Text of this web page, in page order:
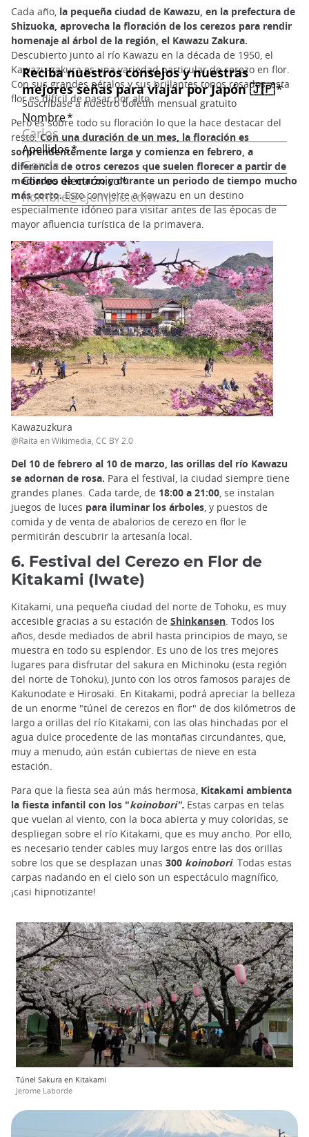
Cada año, la pequeña ciudad de Kawazu, en la prefectura de
Shizuoka, aprovecha la floración de los cerezos para rendir
homenaje al árbol de la región, el Kawazu Zakura.
Descubierto junto al río Kawazu en la década de 1950, el
Kawazu-zakura es una variedad particular de cerezo en flor.
Con sus grandes pétalos y sus brillantes tonos rosados, esta
flor es difícil de pasar por alto.
Pero es sobre todo su floración lo que la hace destacar del
resto.Con una duración de un mes, la floración es
sorprendentemente larga y comienza en febrero, a
diferencia de otros cerezos que suelen florecer a partir de
mediados de marzo y durante un periodo de tiempo mucho
más corto.Esto convierte a Kawazu en un destino
especialmente idóneo para visitar antes de las épocas de
mayor afluencia turística de la primavera.
Kawazuzkura
@Raita en Wikimedia, CC BY 2.0
Del 10 de febrero al 10 de marzo, las orillas del río Kawazu
se adornan de rosa. Para el festival, la ciudad siempre tiene
grandes planes. Cada tarde, de 18:00 a 21:00 , se instalan
juegos de luces para iluminar los árboles , y puestos de
comida y de venta de abalorios de cerezo en flor le
permitirán descubrir la artesanía local.
6. Festival del Cerezo en Flor de
Kitakami (Iwate)
Kitakami, una pequeña ciudad del norte de Tohoku, es muy
accesible gracias a su estación de Shinkansen. Todos los
años, desde mediados de abril hasta principios de mayo, se
muestra en todo su esplendor. Es uno de los tres mejores
lugares para disfrutar del sakura en Michinoku (esta región
del norte de Tohoku), junto con los otros famosos parajes de
Kakunodate e Hirosaki. En Kitakami, podrá apreciar la belleza
de un enorme "túnel de cerezos en flor" de dos kilómetros de
largo a orillas del río Kitakami, con las olas hinchadas por el
agua dulce procedente de las montañas circundantes, que,
muy a menudo, aún están cubiertas de nieve en esta
estación.
Para que la fiesta sea aún más hermosa, Kitakami ambienta
la fiesta infantil con los "koinobori". Estas carpas en telas
que vuelan al viento, con la boca abierta y muy coloridas, se
despliegan sobre el río Kitakami, que es muy ancho. Por ello,
es necesario tender cables muy largos entre las dos orillas
sobre los que se desplazan unas 300 koinobori. Todas estas
carpas nadando en el cielo son un espectáculo magnífico,
¡casi hipnotizante!
Túnel Sakura en Kitakami
Jerome Laborde